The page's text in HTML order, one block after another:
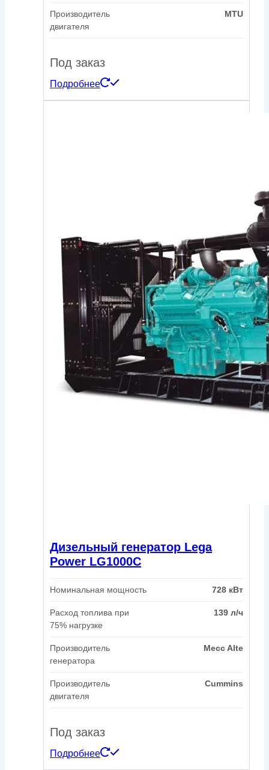
Производитель
двигателя
MTU
Под заказ
Подробнее
Дизельный генератор Lega
Power LG1000C
Номинальная мощность 728 кВт
Расход топлива при
75% нагрузке
139 л/ч
Производитель
генератора
Mecc Alte
Производитель
двигателя
Cummins
Под заказ
Подробнее